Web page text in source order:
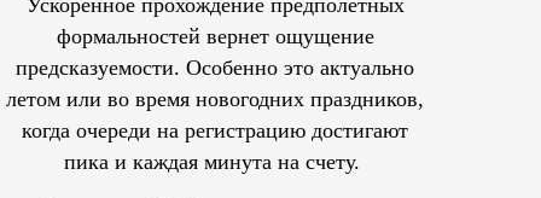
Ускоренное прохождение предполетных
формальностей вернет ощущение
предсказуемости. Особенно это актуально
летом или во время новогодних праздников,
когда очереди на регистрацию достигают
пика и каждая минута на счету.